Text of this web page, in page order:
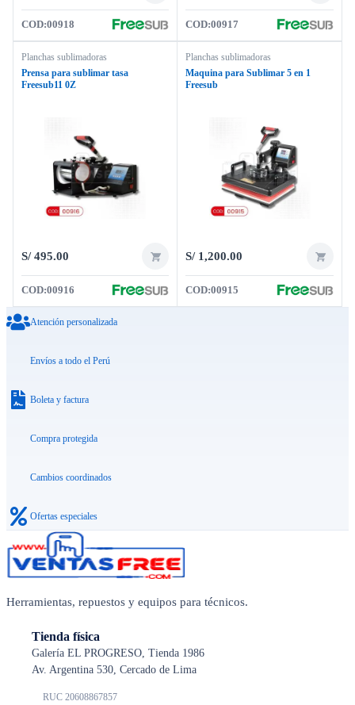
COD:00918 COD:00917
Planchas sublimadoras
Prensa para sublimar tasa
Freesub11 0Z
S/495.00
COD:00916
Planchas sublimadoras
Maquina para Sublimar 5 en 1
Freesub
S/1,200.00
COD:00915
Atención personalizada
Envíos a todo el Perú
Boleta y factura
Compra protegida
Cambios coordinados
Ofertas especiales
Herramientas, repuestos y equipos para técnicos.
Tienda física
Galería EL PROGRESO, Tienda 1986
Av. Argentina 530, Cercado de Lima
RUC 20608867857